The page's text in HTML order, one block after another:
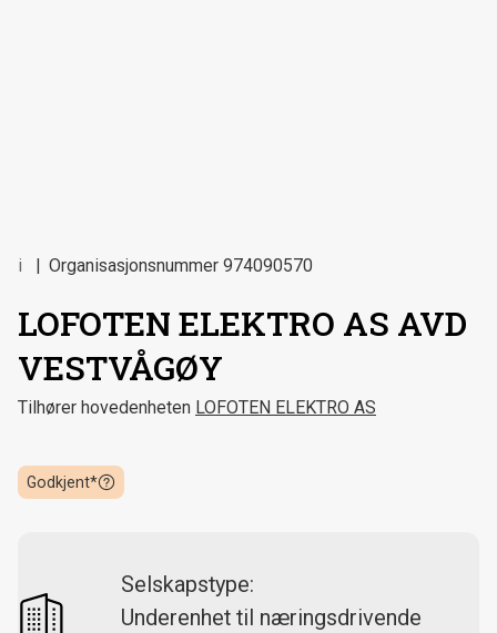
i Organisasjonsnummer 974090570
LOFOTEN ELEKTRO AS AVD
VESTVÅGØY
Tilhører hovedenheten LOFOTEN ELEKTRO AS
Godkjent*
Selskapstype:
Underenhet til næringsdrivende